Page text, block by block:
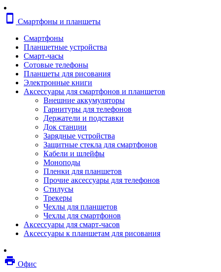
Счетчики банкнот
Калькуляторы
Мебель
Стулья и кресла
Столы
Мебельные аксессуары
Аксессуары для кресел
Вешалки
Коврики защитные
Эргономика
Опции для устройств печати, копирования и
сканирования
Сетевое оборудование
Маршрутизаторы
Модемы
Точки доступа
Сетевые адаптеры
Коммутаторы
Расширители беспроводной сети
Wi-fi антенны
Инструмент
Кабель
Монтажные компоненты
smartphone
Смартфоны и планшеты
Смартфоны
Планшетные устройства
Смарт-часы
Сотовые телефоны
Планшеты для рисования
Электронные книги
Аксессуары для смартфонов и планшетов
Внешние аккумуляторы
Гарнитуры для телефонов
Держатели и подставки
Док станции
Зарядные устройства
Защитные стекла для смартфонов
Кабели и шлейфы
Моноподы
Пленки для планшетов
Прочие аксессуары для телефонов
Стилусы
Трекеры
Чехлы для планшетов
Чехлы для смартфонов
Аксессуары для смарт-часов
Аксессуары к планшетам для рисования
local_printshop Офис